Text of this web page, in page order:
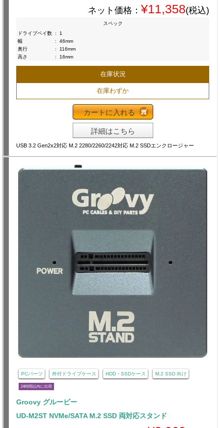
ネット価格： ¥11,358(税込)
スペック
ドライブベイ数 :
1
幅
:
46mm
奥行
:
116mm
高さ
: 16mm
在庫状況
在庫わずか
カートに入れる
詳細はこちら
USB 3.2 Gen2x2対応 M.2 2280/2260/2242対応 M.2 SSDエンクロージャー
PCパーツ 外付ドライブケース HDD・SSDケース M.2 SSD 向け
24時間以内に出荷
Groovy グルービー
UD-M2ST NVMe/SATA M.2 SSD 両対応スタンド